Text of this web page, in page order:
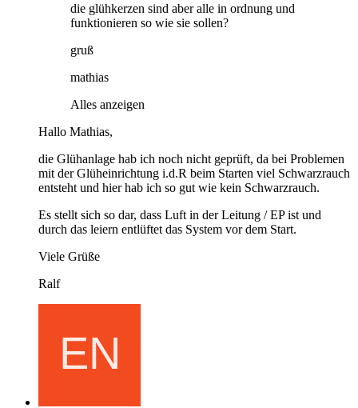
die glühkerzen sind aber alle in ordnung und
funktionieren so wie sie sollen?
gruß
mathias
Alles anzeigen
Hallo Mathias,
die Glühanlage hab ich noch nicht geprüft, da bei Problemen
mit der Glüheinrichtung i.d.R beim Starten viel Schwarzrauch
entsteht und hier hab ich so gut wie kein Schwarzrauch.
Es stellt sich so dar, dass Luft in der Leitung / EP ist und
durch das leiern entlüftet das System vor dem Start.
Viele Grüße
Ralf